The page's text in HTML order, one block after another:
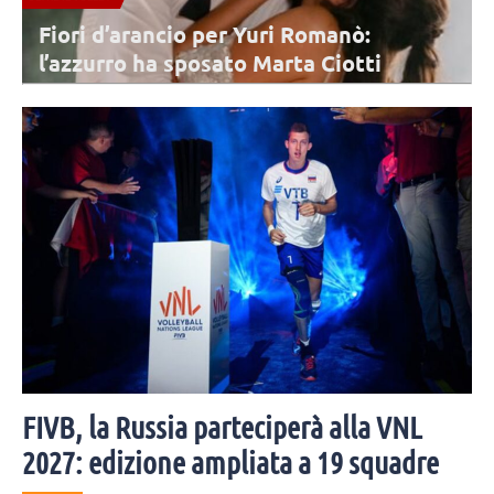
Fiori d’arancio per Yuri Romanò:
l’azzurro ha sposato Marta Ciotti
volta con Marta Ciotti. Moltissimi i colleghi e amici invitati alla
cerimonia.
FIVB, la Russia parteciperà alla VNL
2027: edizione ampliata a 19 squadre